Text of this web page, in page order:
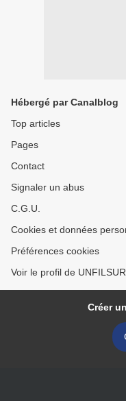
Hébergé par Canalblog
Top articles
Pages
Contact
Signaler un abus
C.G.U.
Cookies et données
Préférences cookies
Voir le profil de
Créer